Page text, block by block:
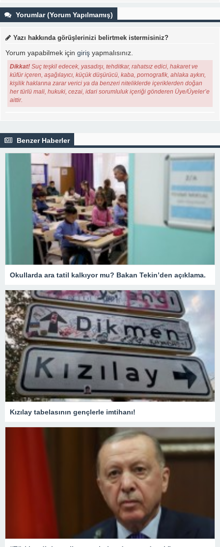
Yorumlar (Yorum Yapılmamış)
Yazı hakkında görüşlerinizi belirtmek istermisiniz?
Yorum yapabilmek için giriş yapmalısınız.
Dikkat! Suç teşkil edecek, yasadışı, tehditkar, rahatsız edici, hakaret ve
küfür içeren, aşağılayıcı, küçük düşürücü, kaba, pornografik, ahlaka aykırı,
kişilik haklarına zarar verici ya da benzeri niteliklerde içeriklerden doğan
her türlü mali, hukuki, cezai, idari sorumluluk içeriği gönderen Üye/Üyeler’e
aittir.
Benzer Haberler
Okullarda ara tatil kalkıyor mu? Bakan Tekin’den açıklama.
Kızılay tabelasının gençlerle imtihanı!